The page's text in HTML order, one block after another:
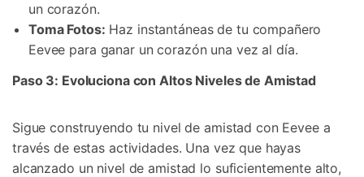
un corazón󠀲󠀡󠀨󠀠󠀢󠀣󠀣󠀩󠀢󠀳.
Toma Fotos: Haz instantáneas de tu compañero
Eevee para ganar un corazón una vez al día.
Paso 3: Evoluciona con Altos Niveles de Amistad
Sigue construyendo tu nivel de amistad con Eevee a
través de estas actividades.󠀲󠀡󠀨󠀠󠀢󠀣󠀣󠀩󠀥󠀳󠀰 Una vez que hayas
alcanzado un nivel de amistad lo suficientemente alto,